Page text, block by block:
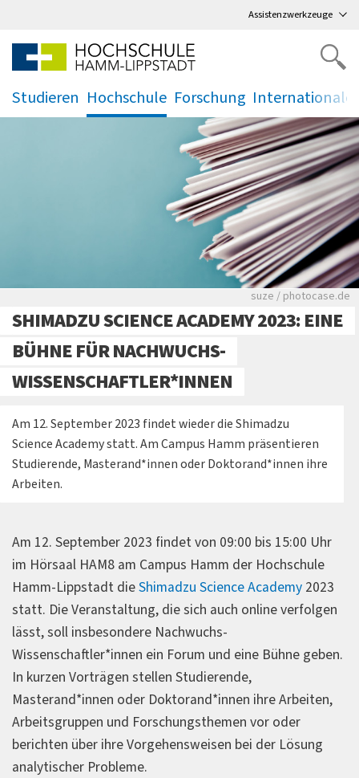
Assistenzwerkzeuge
Studieren
.
Hochschule
.
Forschung
. .
Viele Zeitungen.
suze / photocase.de
SHIMADZU SCIENCE ACADEMY 2023: EINE
BÜHNE FÜR NACHWUCHS-
WISSENSCHAFTLER*INNEN
Am 12. September 2023 findet wieder die Shimadzu
Science Academy statt. Am Campus Hamm präsentieren
Studierende, Masterand*innen oder Doktorand*innen ihre
Arbeiten.
Am 12. September 2023 findet von 09:00 bis 15:00 Uhr
im Hörsaal HAM8 am Campus Hamm der Hochschule
Hamm-Lippstadt dieShimadzu Science Academy 2023
statt. Die Veranstaltung, die sich auch online verfolgen
lässt, soll insbesondere Nachwuchs-
Wissenschaftler*innen ein Forum und eine Bühne geben.
In kurzen Vorträgen stellen Studierende,
Masterand*innen oder Doktorand*innen ihre Arbeiten,
Arbeitsgruppen und Forschungsthemen vor oder
berichten über ihre Vorgehensweisen bei der Lösung
analytischer Probleme.